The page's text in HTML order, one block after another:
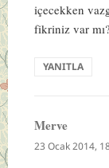
içecekken
fikriniz var
YANITLA
Merve
ki:
23 Ocak 2014,